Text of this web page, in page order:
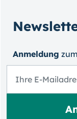
Anmeldung